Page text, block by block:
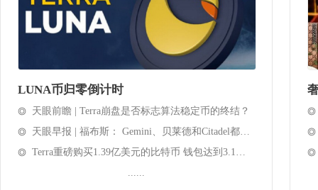
LUNA币归零倒计时
天眼前瞻 | Terra崩盘是否标志算法稳定币的终结？
天眼早报 | 福布斯： Gemini、贝莱德和Citadel都否认与Terra暴跌有关的传闻
Terra重磅购买1.39亿美元的比特币 钱包达到3.1万比特币
......